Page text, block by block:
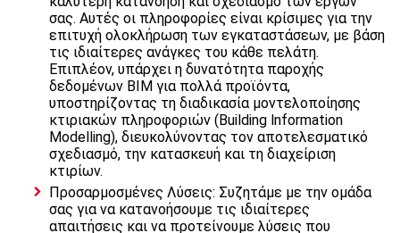
σας. Αυτές οι πληροφορίες είναι κρίσιμες για την
επιτυχή ολοκλήρωση των εγκαταστάσεων, με βάση
τις ιδιαίτερες ανάγκες του κάθε πελάτη.
Επιπλέον, υπάρχει η δυνατότητα παροχής
δεδομένων ΒΙΜ για πολλά προϊόντα,
υποστηρίζοντας τη διαδικασία μοντελοποίησης
κτιριακών πληροφοριών (Building lnformation
Modelling), διευκολύνοντας τον αποτελεσματικό
σχεδιασμό, την κατασκευή και τη διαχείριση
κτιρίων.
Προσαρμοσμένες Λύσεις: Συζητάμε με την ομάδα
σας για να κατανοήσουμε τις ιδιαίτερες
απαιτήσεις και να προτείνουμε λύσεις που